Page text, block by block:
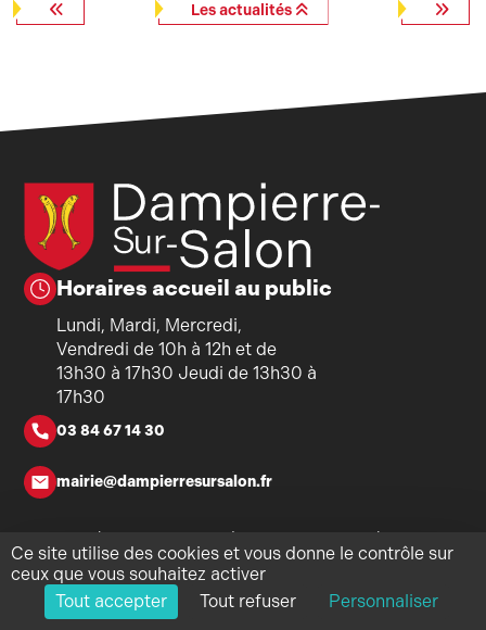
Les actualités
Horaires accueil au public
Lundi, Mardi, Mercredi,
Vendredi de 10h à 12h et de
13h30 à 17h30 Jeudi de 13h30 à
17h30
03 84 67 14 30
mairie@dampierresursalon.fr
Copyright ©2026 - Mairie de Dampierre-sur-Salon - Tous
droits réservés - RéalisationTorop.Net- Site mis à jour avec
WSB-Mentions légales-Politique de confidentialité
site
Ce site utilise des cookies et vous donne le contrôle sur
ceux que vous souhaitez activer
Tout accepter
Tout refuser Personnaliser